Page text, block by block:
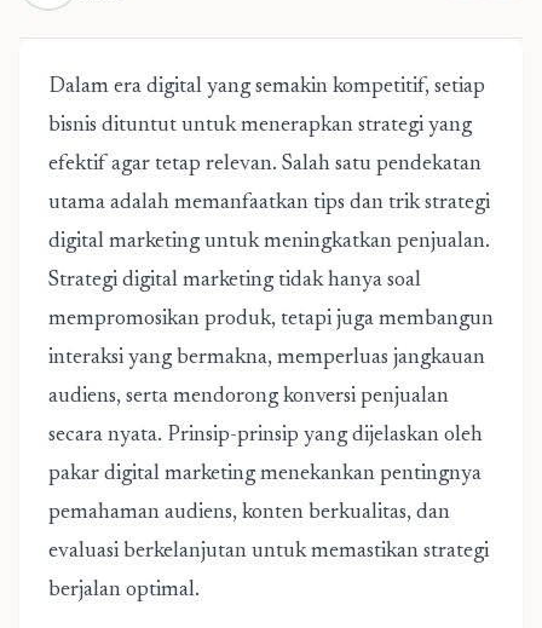
Dalam era digital yang semakin kompetitif, setiap
bisnis dituntut untuk menerapkan strategi yang
efektif agar tetap relevan. Salah satu pendekatan
utama adalah memanfaatkan tips dan trik strategi
digital marketing untuk meningkatkan penjualan.
Strategi digital marketing tidak hanya soal
mempromosikan produk, tetapi juga membangun
interaksi yang bermakna, memperluas jangkauan
audiens, serta mendorong konversi penjualan
secara nyata. Prinsip-prinsip yang dijelaskan oleh
pakar digital marketing menekankan pentingnya
pemahaman audiens, konten berkualitas, dan
evaluasi berkelanjutan untuk memastikan strategi
berjalan optimal.